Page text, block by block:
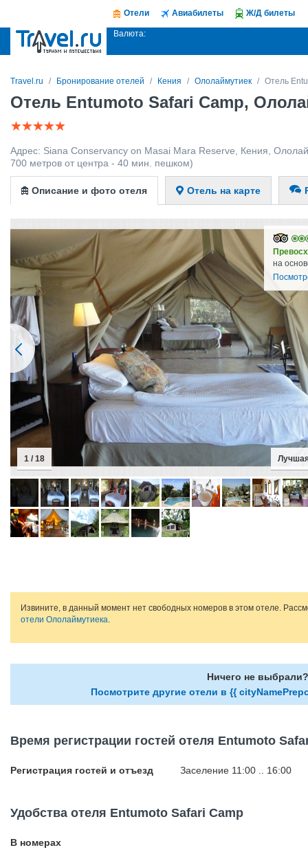
Отели Авиабилеты Ж/Д билеты
Валюта:
Travel.ru Бронирование отелей Кения Ололаймутиек Отель
Отель Entumoto Safari Camp,
Адрес: Siana Conservancy on Masai Mara Reserve Кения
700 метров от центра - 40 мин. пешком)
Описание и фото отеля Отель на карте
на
1 / 18
Извините, в данный момент нет свободных номеров в этом отеле.
отели Ололаймутиека.
Ничего не выбрали?
Посмотрите другие отели в {{
Время регистрации гостей отеля Entumoto
Регистрация гостей и отъезд Заселение 11:00 .. 16:00
Удобства отеля Entumoto Safari Camp
В номерах